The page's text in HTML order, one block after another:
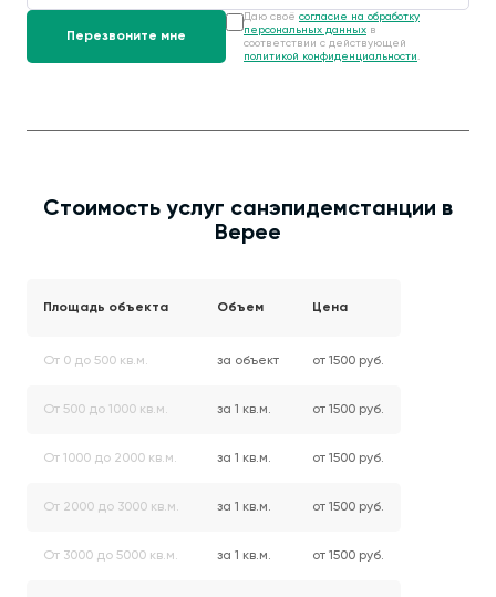
Даю своё согласие на обработку
персональных данных в
соответствии с действующей
политикой конфиденциальности .
Стоимость услуг санэпидемстанции в
Верее
Площадь объекта Объем Цена
От 0 до 500 кв.м. за объект от 1500 руб.
От 500 до 1000 кв.м. за 1 кв.м. от 1500 руб.
От 1000 до 2000 кв.м. за 1 кв.м. от 1500 руб.
От 2000 до 3000 кв.м. за 1 кв.м. от 1500 руб.
От 3000 до 5000 кв.м. за 1 кв.м. от 1500 руб.